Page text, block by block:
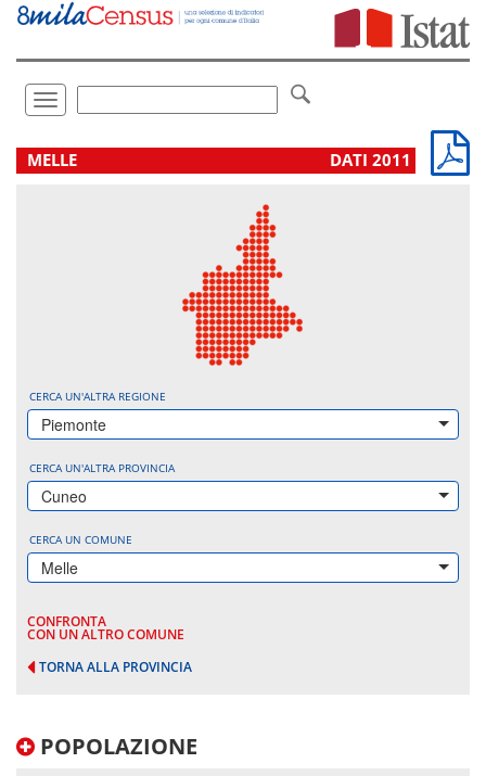
Vai
direttamente
Toggle
navigation
.
MELLE DATI 2011
CERCA UN'ALTRA REGIONE
Piemonte
CERCA UN'ALTRA PROVINCIA
Cuneo
CERCA UN COMUNE
Melle
CONFRONTA
CON UN ALTRO COMUNE
TORNA ALLA PROVINCIA
POPOLAZIONE